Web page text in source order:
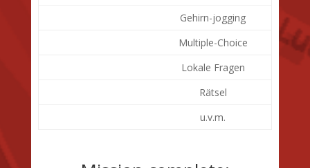
Gehirn-jogging
Multiple-Choice
Lokale Fragen
Rätsel
u.v.m.